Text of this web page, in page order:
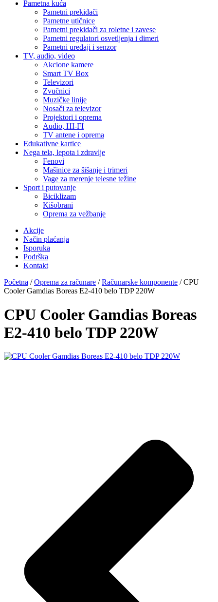
Pametna kuća
Pametni prekidači
Pametne utičnice
Pametni prekidači za roletne i zavese
Pametni regulatori osvetljenja i dimeri
Pametni uređaji i senzor
TV, audio, video
Akcione kamere
Smart TV Box
Televizori
Zvučnici
Muzičke linije
Nosači za televizor
Projektori i oprema
Audio, HI-FI
TV antene i oprema
Edukativne kartice
Nega tela, lepota i zdravlje
Fenovi
Mašinice za šišanje i trimeri
Vage za merenje telesne težine
Sport i putovanje
Biciklizam
Kišobrani
Oprema za vežbanje
Akcije
Način plaćanja
Isporuka
Podrška
Kontakt
Početna /Oprema za računare /Računarske komponente / CPU
Cooler Gamdias Boreas E2-410 belo TDP 220W
CPU Cooler Gamdias Boreas
E2-410 belo TDP 220W